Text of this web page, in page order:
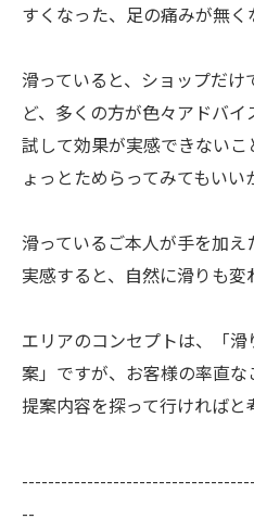
すくなった、足の痛みが無く
滑っていると、ショップだ
ど、多くの方が色々アドバイ
試して効果が実感できない
ょっとためらってみてもいい
滑っているご本人が手を加
実感すると、自然に滑りも変
エリアのコンセプトは、「
案」ですが、お客様の率直
提案内容を探って行ければと
--